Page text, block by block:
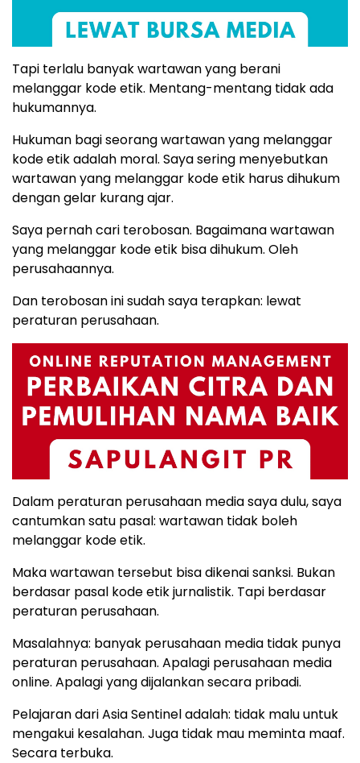
Tapi terlalu banyak wartawan yang berani
melanggar kode etik. Mentang-mentang tidak ada
hukumannya.
Hukuman bagi seorang wartawan yang melanggar
kode etik adalah moral. Saya sering menyebutkan
wartawan yang melanggar kode etik harus dihukum
dengan gelar kurang ajar.
Saya pernah cari terobosan. Bagaimana wartawan
yang melanggar kode etik bisa dihukum. Oleh
perusahaannya.
Dan terobosan ini sudah saya terapkan: lewat
peraturan perusahaan.
Dalam peraturan perusahaan media saya dulu, saya
cantumkan satu pasal: wartawan tidak boleh
melanggar kode etik.
Maka wartawan tersebut bisa dikenai sanksi. Bukan
berdasar pasal kode etik jurnalistik. Tapi berdasar
peraturan perusahaan.
Masalahnya: banyak perusahaan media tidak punya
peraturan perusahaan. Apalagi perusahaan media
online. Apalagi yang dijalankan secara pribadi.
Pelajaran dari Asia Sentinel adalah: tidak malu untuk
mengakui kesalahan. Juga tidak mau meminta maaf.
Secara terbuka.